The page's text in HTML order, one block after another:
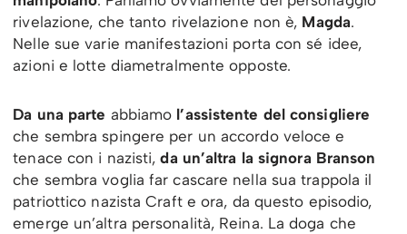
rivelazione, che tanto rivelazione non è, Magda.
Nelle sue varie manifestazioni porta con sé idee,
azioni e lotte diametralmente opposte.
Da una parte abbiamo l’assistente del consigliere
che sembra spingere per un accordo veloce e
tenace con i nazisti,da un’altra la signora Branson
che sembra voglia far cascare nella sua trappola il
patriottico nazista Craft e ora, da questo episodio,
emerge un’altra personalità, Reina. La doga che